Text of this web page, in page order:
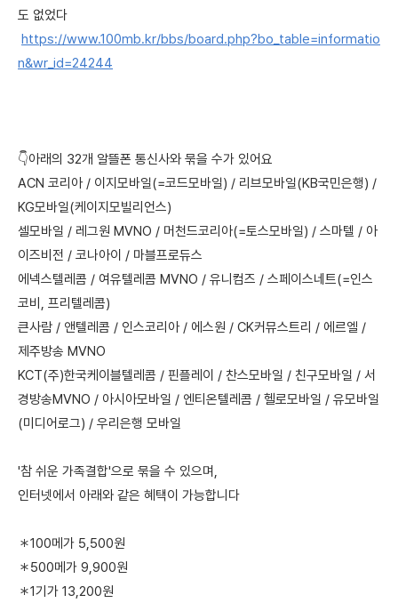
도 없었다
https://www.100mb.kr/bbs/board.php?bo_table=informatio
n&wr_id=24244
👇아래의 32개 알뜰폰 통신사와 묶을 수가 있어요
ACN 코리아 / 이지모바일(=코드모바일) / 리브모바일(KB국민은행) /
KG모바일(케이지모빌리언스)
셀모바일 / 레그원 MVNO / 머천드코리아(=토스모바일) / 스마텔 / 아
이즈비전 / 코나아이 / 마블프로듀스
에넥스텔레콤 / 여유텔레콤 MVNO / 유니컴즈 / 스페이스네트(=인스
코비, 프리텔레콤)
큰사람 / 앤텔레콤 / 인스코리아 / 에스원 / CK커뮤스트리 / 에르엘 /
제주방송 MVNO
KCT(주)한국케이블텔레콤 / 핀플레이 / 찬스모바일 / 친구모바일 / 서
경방송MVNO / 아시아모바일 / 엔티온텔레콤 / 헬로모바일 / 유모바일
(미디어로그) / 우리은행 모바일
'참 쉬운 가족결합'으로 묶을 수 있으며,
인터넷에서 아래와 같은 혜택이 가능합니다
＊100메가 5,500원
＊500메가 9,900원
＊1기가 13,200원